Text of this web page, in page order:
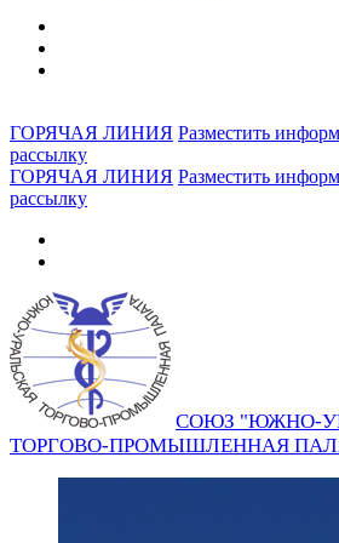
ГОРЯЧАЯ ЛИНИЯ Разместить
рассылку
ГОРЯЧАЯ ЛИНИЯ Разместить
рассылку
СОЮЗ "ЮЖНО-
ТОРГОВО-ПРОМЫШЛЕННАЯ